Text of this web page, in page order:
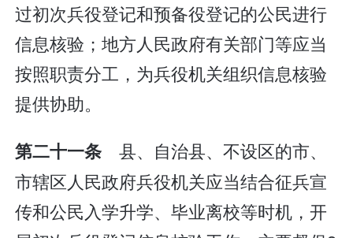
过初次兵役登记和预备役登记的公民进行
信息核验；地方人民政府有关部门等应当
按照职责分工，为兵役机关组织信息核验
提供协助。
第二十一条 县、自治县、不设区的市、
市辖区人民政府兵役机关应当结合征兵宣
传和公民入学升学、毕业离校等时机，开